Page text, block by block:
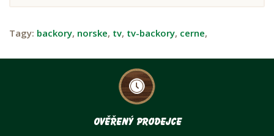
Tagy: backory, norske, tv, tv-backory, cerne,
Ověřený prodejce